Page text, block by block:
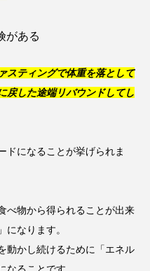
がある
スティングで体重を落として
戻した途端リバウンドしてし
ドになることが挙げられま
べ物から得られることが出来
になります。
動かし続けるために「エネル